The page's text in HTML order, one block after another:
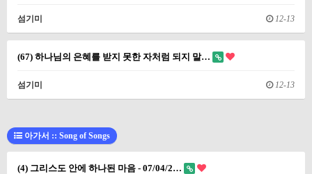
섬기미 12-13
(67) 하나님의 은혜를 받지 못한 자처럼 되지 말…
섬기미 12-13
아가서 :: Song of Songs
(4) 그리스도 안에 하나된 마음 - 07/04/2…